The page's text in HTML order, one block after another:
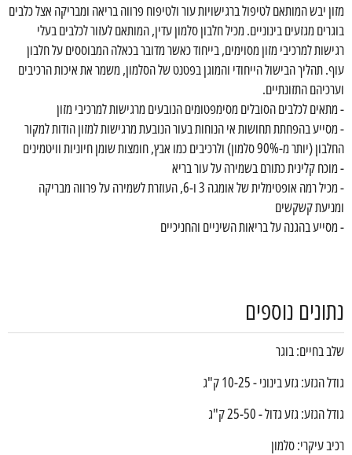
מזון יבש המותאם לטיפול ברגישויות עור ולטיפוח פרווה בריאה ומבריקה אצל כלבים
בוגרים מגזעים בינוניים. מכיל חלבון סלמון עדין, המותאם לעזור לכלבים בעלי
רגישות למרכיבי מזון מסוימים, בייחוד כאשר מדובר בכאלה המבוססים על חלבון
עוף. תהליך הבישול הייחודי והמוגן בפטנט של הסלמון, משמר את איכות הרכיבים
וערכיהם התזונתיים.
- מתאים לכלבים הסובלים מסימפטומים הנובעים מרגישות למרכיבי מזון
- מסייע בהפחתת תחושות אי הנוחות בעור הנובעת מרגישות למזון הודות למקור
החלבון (יותר מ-90% סלמון) ולרכיבים כמו אבץ, חומצות שומן חיוניות וויטמינים
- מוכח קלינית כתורם בשמירה על עור בריא
- מכיל רמה אופטימלית של אומגה 3 ו-6, העוזרת לשמירה על פרווה מבריקה
ומניעת קשקשים
- מסייע בהגנה על בריאות השיניים והחניכיים
נתונים נוספים
שלב בחיים: בוגר
גודל הגזע: גזע בינוני - 10-25 ק"ג
גודל הגזע: גזע גדול - 25-50 ק"ג
רכיב עיקרי: סלמון